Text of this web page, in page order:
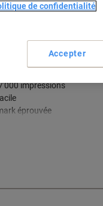
Moyens de
impressions
éprouvée
de confidentialité
Accepter